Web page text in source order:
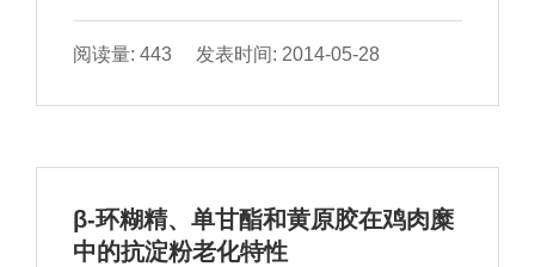
史出发，主要介绍不 同地域肉类烧烤所体现的
民族精神与文化...
阅读量: 443 发表时间: 2014-05-28
β-环糊精、单甘酯和黄原胶在鸡肉糜
中的抗淀粉老化特性